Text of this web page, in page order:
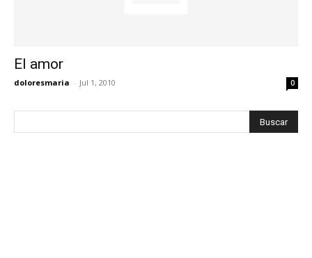
El amor
doloresmaria - Jul 1, 2010 0